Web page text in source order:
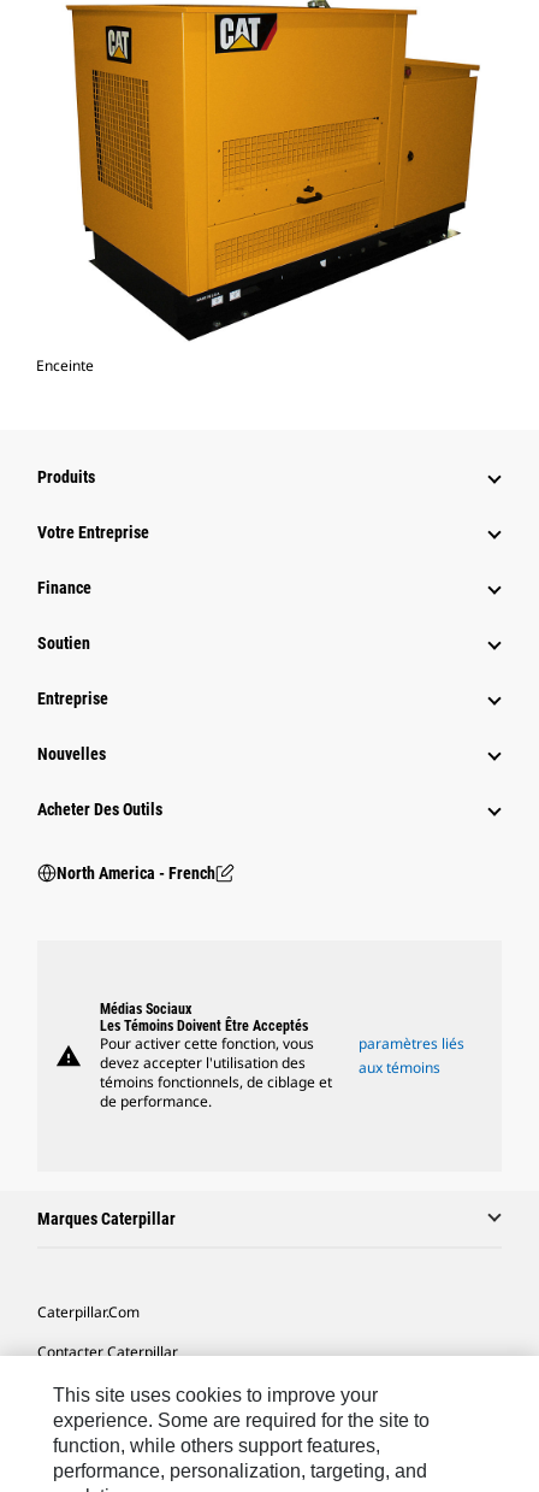
Enceinte
Produits
Votre Entreprise
Finance
Soutien
Entreprise
Nouvelles
Acheter Des Outils
North America - French
warning
Médias Sociaux
Les Témoins Doivent Être Acceptés
Pour activer cette fonction, vous
devez accepter l'utilisation des
témoins fonctionnels, de ciblage et
de performance.
paramètres liés
aux témoins
Marques Caterpillar
Caterpillar.com
Contacter Caterpillar
Mes Préférences Marketing
Plan Du Site
Cookie Settings
This site uses cookies to improve your
experience. Some are required for the site to
function, while others support features,
performance, personalization, targeting, and